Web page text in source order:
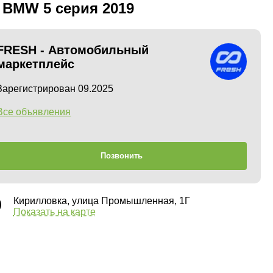
BMW 5 серия 2019
- Автомобильный
09.2025
объявления
Позвонить
Кирилловка, улица Промышленная, 1Г
Показать на карте